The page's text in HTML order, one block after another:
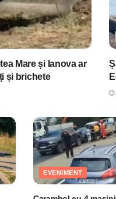
Mare și Ianova ar
și brichete
EVENIMENT